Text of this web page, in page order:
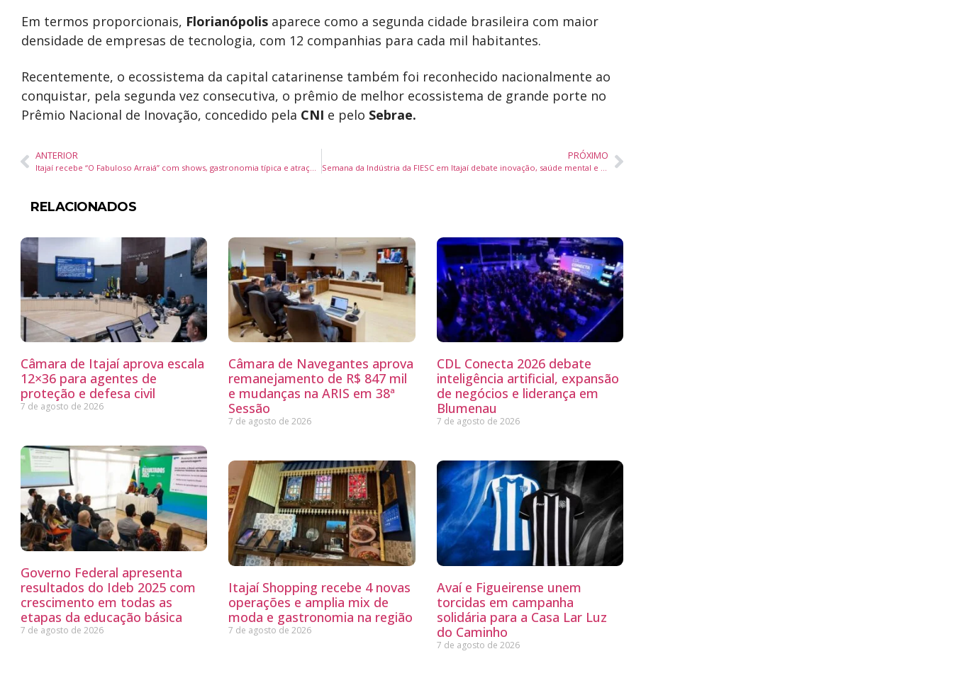
Em termos proporcionais, Florianópolis aparece como a segunda cidade brasileira com maior
densidade de empresas de tecnologia, com 12 companhias para cada mil habitantes.
Recentemente, o ecossistema da capital catarinense também foi reconhecido nacionalmente ao
conquistar, pela segunda vez consecutiva, o prêmio de melhor ecossistema de grande porte no
Prêmio Nacional de Inovação, concedido pela CNI e pelo Sebrae.
ANTERIOR
Itajaí recebe “O Fabuloso Arraiá” com shows, gastronomia típica e atrações gratuitas na Praça Marco Zero
PRÓXIMO
Semana da Indústria da FIESC em Itajaí debate inovação, saúde mental e os desafios da indústria do futuro
RELACIONADOS
Câmara de Itajaí aprova escala
12×36 para agentes de
proteção e defesa civil
7 de agosto de 2026
Câmara de Navegantes aprova
remanejamento de R$ 847 mil
e mudanças na ARIS em 38ª
Sessão
7 de agosto de 2026
CDL Conecta 2026 debate
inteligência artificial, expansão
de negócios e liderança em
Blumenau
7 de agosto de 2026
Governo Federal apresenta
resultados do Ideb 2025 com
crescimento em todas as
etapas da educação básica
7 de agosto de 2026
Itajaí Shopping recebe 4 novas
operações e amplia mix de
moda e gastronomia na região
7 de agosto de 2026
Avaí e Figueirense unem
torcidas em campanha
solidária para a Casa Lar Luz
do Caminho
7 de agosto de 2026